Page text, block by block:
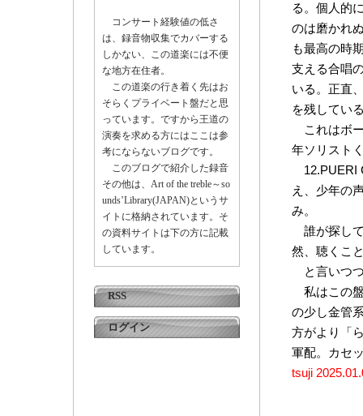
コンサート経験値の低さ
は、録音物収集でカバーする
しかない、この道楽には不便
な地方在住者。
この道楽の行き着く先はお
そらくプライベート盤だと思
っています。ですから王道の
演奏を求める方にはここは参
考にならないブログです。
このブログで紹介した録音
その他は、Art of the treble～so
unds’Library(JAPAN)というサ
イトに格納されています。そ
の資料サイトは下の方に記載
しています。
RSS
ログイン
る。個人的
のは磨かれ
も最高の時
支える合唱
いる。正直
を残してい
これはボ
年ソリスト
12.PUERI
え、少年の
み。
誰が探し
然、聴くこ
と言いつ
私はこの
の少し金管
方がより「
軍配。カセ
tsuji